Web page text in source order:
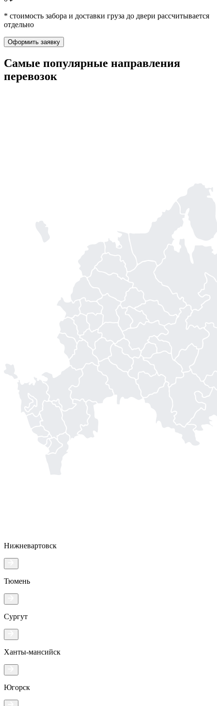
* стоимость забора и доставки груза до двери рассчитывается
отдельно
Оформить заявку
Самые популярные направления
перевозок
Нижневартовск
Тюмень
Сургут
Ханты-мансийск
Югорск